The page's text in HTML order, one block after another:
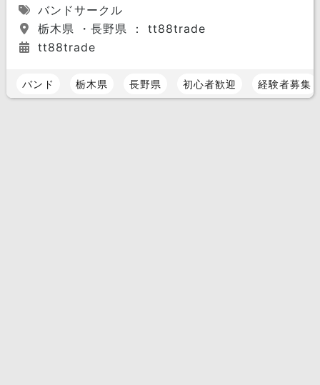
バンドサークル
栃木県 ・長野県 ： tt88trade
tt88trade
バンド 栃木県 長野県 初心者歓迎 経験者募集